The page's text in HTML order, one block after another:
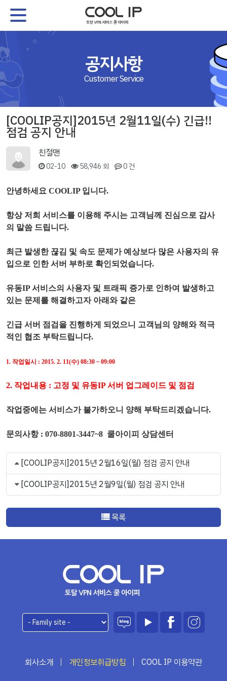
공지사항
Customer Service
[COOLIP공지]2015년 2월11일(수) 긴급!!
점검 공지 안내
친절맨
02-10 58,946 회 0 건
안녕하세요 COOLIP 입니다.
항상 저희 서비스를 이용해 주시는 고객님께 진심으로 감사
의 말씀 드립니다.
최근 발생한 끊김 및 속도 문제가 예상보다 많은 사용자의 유
입으로 인한 서버 부하로 확인되었습니다.
유동IP 서비스의 사용자 및 트래픽 증가로 인하여 발생하고
있는 문제를 해결하고자 아래와 같은
긴급 서버 점검을 진행하게 되었으니 고객님의 양해와 적극
적인 협조 부탁드립니다.
1. 작업일시 : 2015. 2. 11(수) 08:30 ~ 09:00
2. 작업내용 : 고정 및 유동IP 서버 업그레이드 및 점검
작업중에는 서비스가 불가하오니 양해 부탁드리겠습니다.
문의사항 : 070-8801-3447~8 쿨아이피 상담센터
[COOLIP공지]2015년 2월16일(월) 점검 공지 안내
[COOLIP공지]2015년 2월9일(월) 점검 공지 안내
목록
회사소개 개인정보취급방침 COOL IP 이용약관